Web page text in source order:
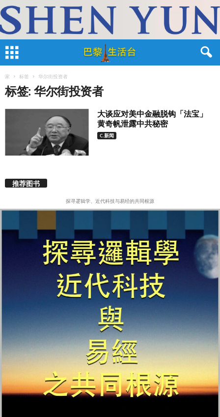
家 标签 华尔街投资者
标签: 华尔街投资者
大谈应对美中金融脱钩「法宝」
黄奇帆泄露中共秘密
C.新闻
推荐图书
探寻逻辑学、近代科技与易经的共同根源